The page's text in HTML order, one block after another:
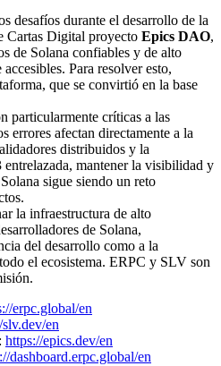
desafíos durante el desarrollo de la
Cartas Digital proyecto Epics DAO,
de Solana confiables y de alto
Para resolver esto,
que se convirtió en la base
particularmente críticas a las
errores afectan directamente a la
distribuidos y la
mantener la visibilidad y
sigue siendo un reto
la infraestructura de alto
de Solana,
del desarrollo como a la
el ecosistema. ERPC y SLV son
erpc.global/en
en
https://epics.dev/en
dashboard.erpc.global/en